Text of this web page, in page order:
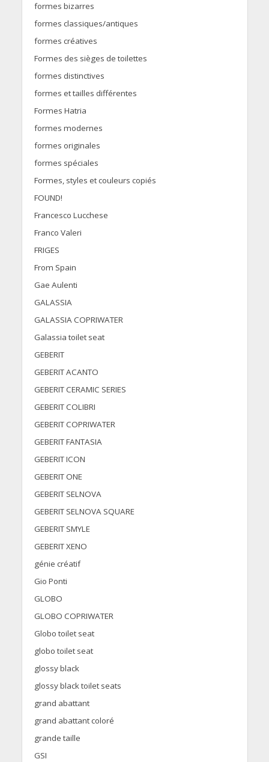
formes bizarres
formes classiques/antiques
formes créatives
Formes des sièges de toilettes
formes distinctives
formes et tailles différentes
Formes Hatria
formes modernes
formes originales
formes spéciales
Formes, styles et couleurs copiés
FOUND!
Francesco Lucchese
Franco Valeri
FRIGES
From Spain
Gae Aulenti
GALASSIA
GALASSIA COPRIWATER
Galassia toilet seat
GEBERIT
GEBERIT ACANTO
GEBERIT CERAMIC SERIES
GEBERIT COLIBRI
GEBERIT COPRIWATER
GEBERIT FANTASIA
GEBERIT ICON
GEBERIT ONE
GEBERIT SELNOVA
GEBERIT SELNOVA SQUARE
GEBERIT SMYLE
GEBERIT XENO
génie créatif
Gio Ponti
GLOBO
GLOBO COPRIWATER
Globo toilet seat
globo toilet seat
glossy black
glossy black toilet seats
grand abattant
grand abattant coloré
grande taille
GSI